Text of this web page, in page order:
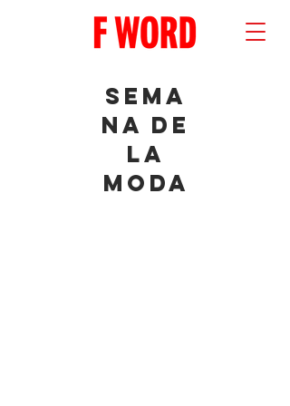
sema
na de
la
Moda